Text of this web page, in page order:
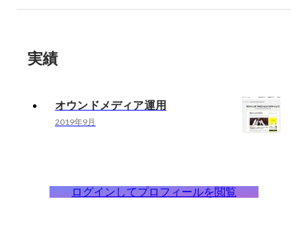
実績
オウンドメディア運用
2019年9月
ログインしてプロフィールを閲覧